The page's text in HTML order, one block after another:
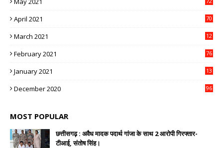
April 2021 70
March 2021
12
February 2021 76
January 2021
13
December 2020 96
MOST POPULAR
छत्तीसगढ़ : अवैध मादक पदार्थ गांजा के साथ 2 आरोपी गिरफ्तार-
टीआई, संतोष सिंह।